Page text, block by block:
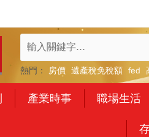
熱門： 房價 遺產稅免稅額 fed
產業時事 職場生活